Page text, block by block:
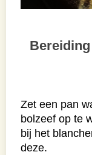
Zet een pan
bolzeef op te
bij het
deze.